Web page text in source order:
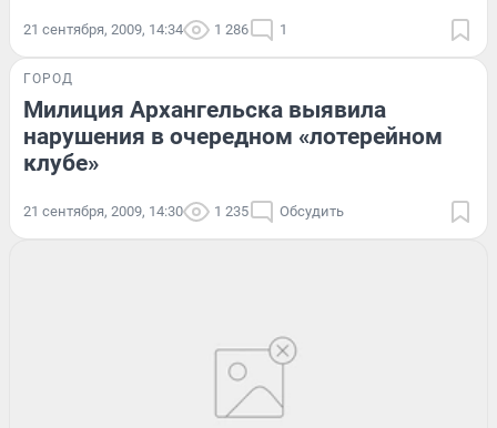
21 сентября, 2009, 14:34 1 286 1
ГОРОД
Милиция Архангельска выявила
нарушения в очередном «лотерейном
клубе»
21 сентября, 2009, 14:30 1 235 Обсудить